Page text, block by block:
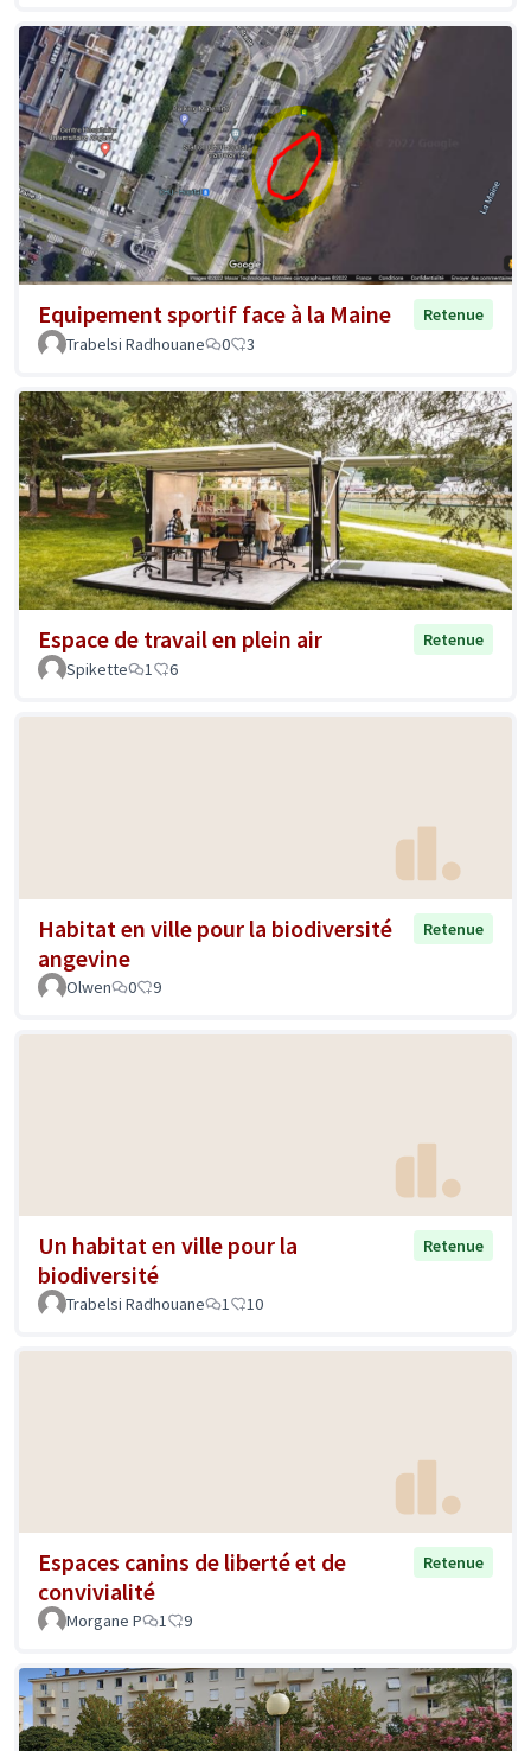
Equipement sportif face à la Maine
Retenue
Trabelsi Radhouane
0 3
Espace de travail en plein air
Retenue
Spikette
1 6
Habitat en ville pour la biodiversité
angevine
Retenue
Olwen 0 9
Un habitat en ville pour la
biodiversité
Retenue
Trabelsi Radhouane 1 10
Espaces canins de liberté et de
convivialité
Retenue
Morgane P 1 9